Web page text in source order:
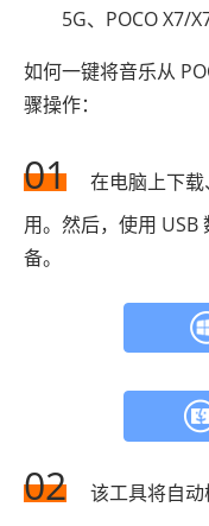
5G、POCO X7/
如何一键将音乐从
骤操作：
01
在电脑上下
用。然后，使用 USB
备。
02
该工具将自